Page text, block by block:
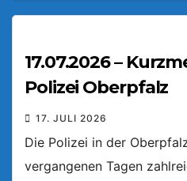
17.07.2026 –
Polizei Oberpfalz
17. JULI 2026
Die Polizei in der
vergangenen Tagen